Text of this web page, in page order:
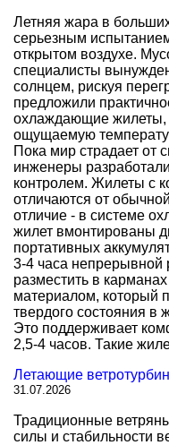
Летняя жара в
серьезным
открытом воздухе.
специалисты
солнцем, рискуя
предложили
охлаждающие жилеты,
ощущаемую
Пока мир страдает от
инженеры
контролем. Жилеты с
отличаются от
отличие - в системе
жилет вмонтированы
портативных
3-4 часа
разместить в
материалом, который
твердого состояния в
Это поддерживает
2,5-4 часов. Такие
Летающие
31.07.2026
Традиционные
силы и стабильности